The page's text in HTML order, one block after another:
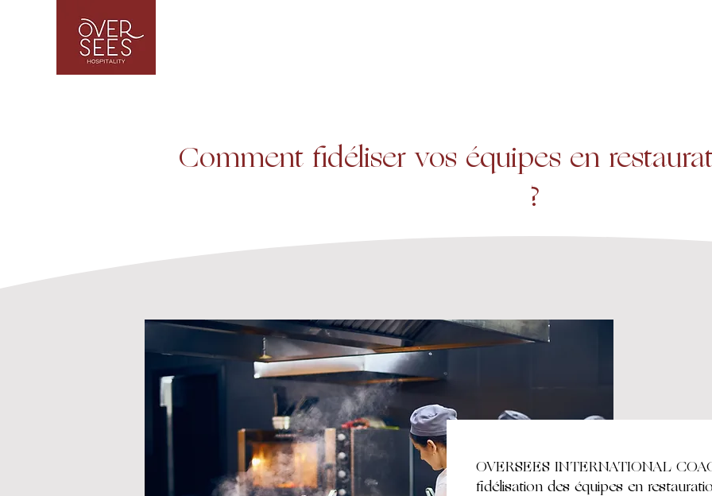
Comment fidéliser vos équipes en
?
OVERSEES INTERNATIONAL
fidélisation des équipes en